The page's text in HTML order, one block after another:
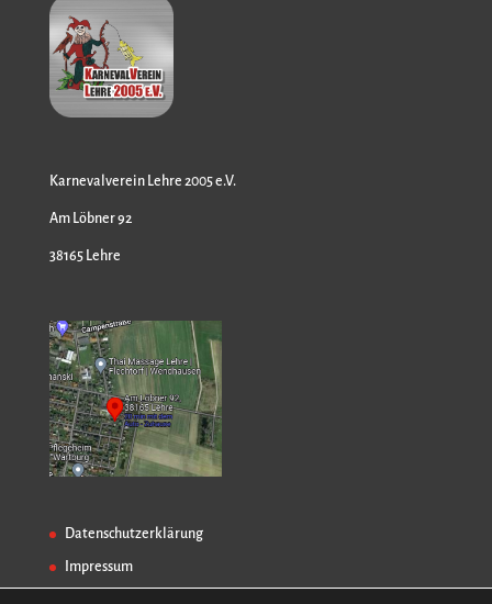
Karnevalverein Lehre 2005 e.V.
Am Löbner 92
38165 Lehre
Datenschutzerklärung
Impressum